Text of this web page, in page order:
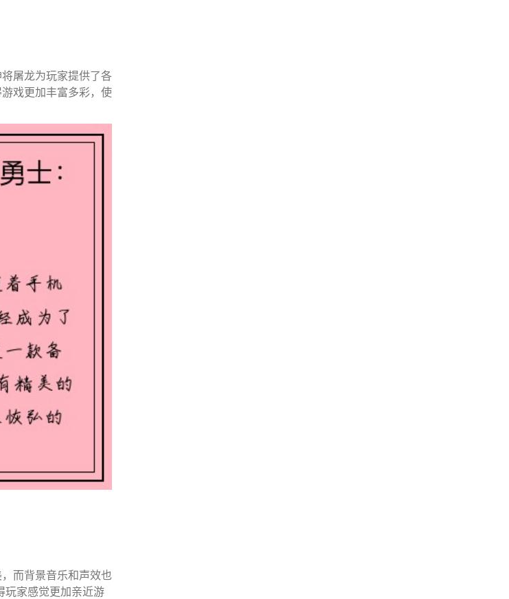
屠龙为玩家提供了各
戏更加丰富多彩，使
而背景音乐和声效也
玩家感觉更加亲近游